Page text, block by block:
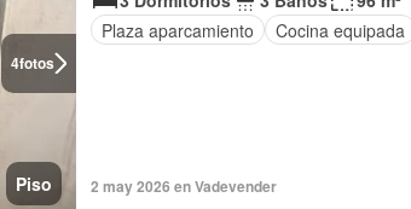
4fotos
Piso
Plaza aparcamiento
Cocina equipada
2 may 2026 en Vadevender